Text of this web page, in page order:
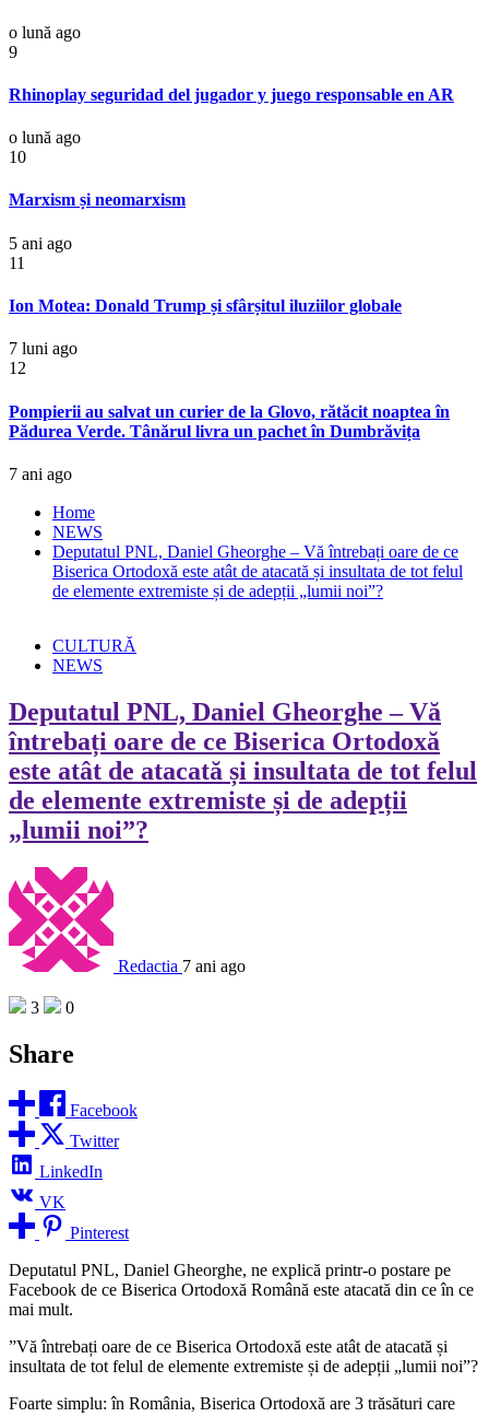
o lună ago
9
Rhinoplay seguridad del jugador y juego responsable en AR
o lună ago
10
Marxism și neomarxism
5 ani ago
11
Ion Motea: Donald Trump și sfârșitul iluziilor globale
7 luni ago
12
Pompierii au salvat un curier de la Glovo, rătăcit noaptea în
Pădurea Verde. Tânărul livra un pachet în Dumbrăvița
7 ani ago
Home
NEWS
Deputatul PNL, Daniel Gheorghe – Vă întrebați oare de ce
Biserica Ortodoxă este atât de atacată și insultata de tot felul
de elemente extremiste și de adepții „lumii noi”?
CULTURĂ
NEWS
Deputatul PNL, Daniel Gheorghe – Vă
întrebați oare de ce Biserica Ortodoxă
este atât de atacată și insultata de tot felul
de elemente extremiste și de adepții
„lumii noi”?
Redactia 7 ani ago
3 0
Share
Facebook
Twitter
LinkedIn
VK
Pinterest
Deputatul PNL, Daniel Gheorghe, ne explică printr-o postare pe
Facebook de ce Biserica Ortodoxă Română este atacată din ce în ce
mai mult.
”Vă întrebați oare de ce Biserica Ortodoxă este atât de atacată și
insultata de tot felul de elemente extremiste și de adepții „lumii noi”?
Foarte simplu: în România, Biserica Ortodoxă are 3 trăsături care